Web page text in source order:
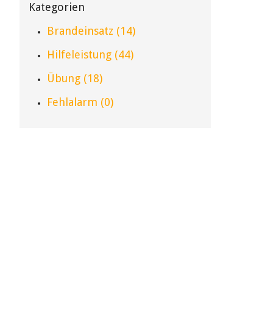
Kategorien
Brandeinsatz (14)
Hilfeleistung (44)
Übung (18)
Fehlalarm (0)